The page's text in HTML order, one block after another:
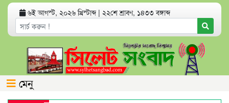
৬ই আগস্ট, ২০২৬ খ্রিস্টাব্দ | ২২শে শ্রাবণ, ১৪৩৩ বঙ্গাব্দ
মেনু